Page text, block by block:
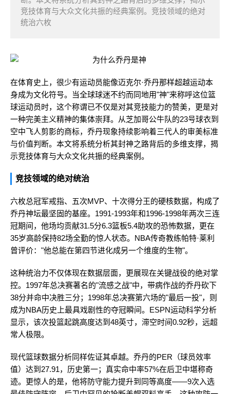
竞技体育与大众文化共振的经典案例。竞技领域的绝对
统治六枚
在体育史上，很少有运动员能像迈克尔·乔丹那样超越运动本
身成为文化符号。当全球球迷不约而同地用"神"来称呼这位篮
球运动员时，这个称谓已不仅是对其竞技能力的赞美，更是对
一种完美主义精神的集体崇拜。从芝加哥公牛队的23号球衣到
空中飞人剪影的商标，乔丹现象持续影响着三代人的审美标准
与价值判断。本文将系统分析其封神之路背后的多维支撑，揭
示竞技体育与大众文化共振的经典案例。
竞技领域的绝对统治
六枚总冠军戒指、五次MVP、十次得分王的硬核数据，构成了
乔丹神坛最坚固的基座。1991-1993年和1996-1998年两次三连
冠期间，他场均贡献31.5分6.3篮板5.4助攻的恐怖数据，更在
35岁高龄保持82场全勤的惊人状态。NBA传奇教练帕特·莱利
曾评价："他总能在第四节进化成另一个维度的生物"。
这种统治力不仅体现在数据层面，更展现在关键战役的绝对掌
控。1997年总决赛著名的"流感之战"中，带病作战的乔丹砍下
38分并命中决胜三分；1998年总决赛第六场的"最后一投"，则
成为NBA历史上最具戏剧性的夺冠瞬间。ESPN运动科学分析
显示，该次投篮起跳高度达到48英寸，滞空时间0.92秒，远超
常人极限。
现代篮球数据分析同样佐证其卓越。乔丹的PER（球员效率
值）达到27.91，历史第一；真实命中率57%在后卫中堪称奇
迹。更惊人的是，他将防守能力提升到同等高度——9次入选